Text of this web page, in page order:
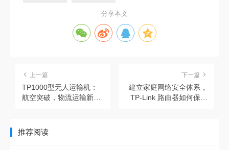
分享本文
上一篇
TP1000型无人运输机：
航空突破，物流运输新助
下一篇
建立家庭网络安全体系，
TP-Link 路由器如何保障
推荐阅读